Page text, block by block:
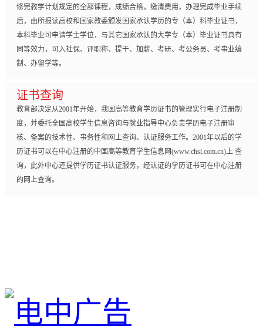
修完教学计划规定的全部课程，成绩合格，缴清费用，办理完成毕业手续
后，由所报读高校和国家教委颁发国家承认学历的专（本）科毕业证书，
本科毕业可申请学士学位，与其它国家承认的大学专（本）毕业证书具有
同等效力，可入社保、评职称、提干、加薪、考研、考公务员、考事业编
制、办留学等。
证书查询
教育部决定从2001年开始，我国高等教育学历证书的管理实行电子注册制
度，并委托全国高校学生信息咨询与就业指导中心负责学历电子注册审
核、备案的技术性、事务性和网上查询、认证服务工作。2001年以后的学
历证书可以在中心注册的中国高等教育学生信息网(www.chsi.com.cn)上 查
询，此外中心还提供学历证书认证服务，经认证的学历证书可在中心注册
的网上查询。